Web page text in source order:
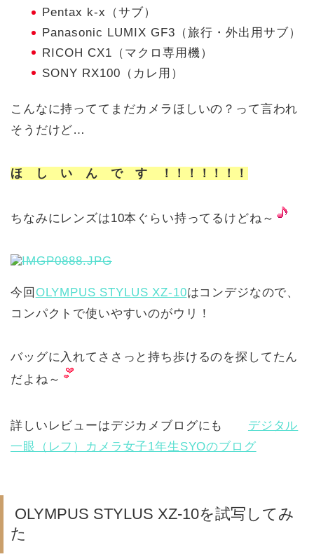
Pentax k-x（サブ）
Panasonic LUMIX GF3（旅行・外出用サブ）
RICOH CX1（マクロ専用機）
SONY RX100（カレ用）
こんなに持っててまだカメラほしいの？って言われ
そうだけど…
ほ し い ん で す ！！！！！！！
ちなみにレンズは10本ぐらい持ってるけどね～
今回 OLYMPUS STYLUS XZ-10はコンデジなので、
コンパクトで使いやすいのがウリ！
バッグに入れてささっと持ち歩けるのを探してたん
だよね～
詳しいレビューはデジカメブログにも
デジタル
一眼（レフ）カメラ女子1年生SYOのブログ
OLYMPUS STYLUS XZ-10を試写してみ
た